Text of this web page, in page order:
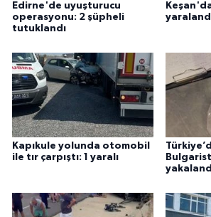
Edirne'de uyuşturucu
operasyonu: 2 şüpheli
tutuklandı
Kapıkule yolunda otomobil
ile tır çarpıştı: 1 yaralı